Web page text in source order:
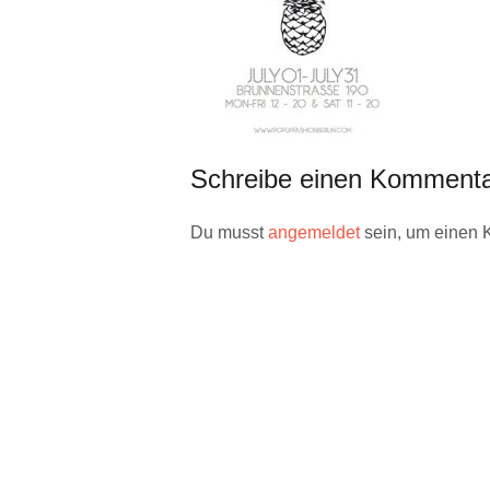
Schreibe einen
Du musstangemeldetsein, um einen